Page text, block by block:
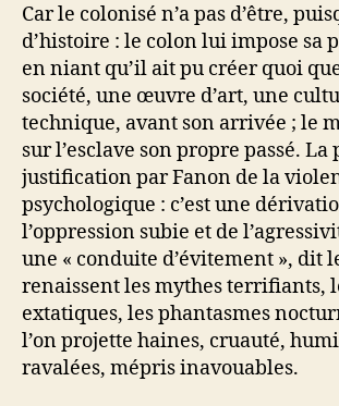
Car le colonisé n’a pas d’être,
d’histoire : le colon lui impose sa
en niant qu’il ait pu créer quoi
société, une œuvre d’art, une
technique, avant son arrivée ; le
sur l’esclave son propre passé.
justification par Fanon de la
psychologique : c’est une
l’oppression subie et de
une « conduite d’évitement », dit
renaissent les mythes terrifiants,
extatiques, les phantasmes
l’on projette haines, cruauté,
ravalées, mépris inavouables.